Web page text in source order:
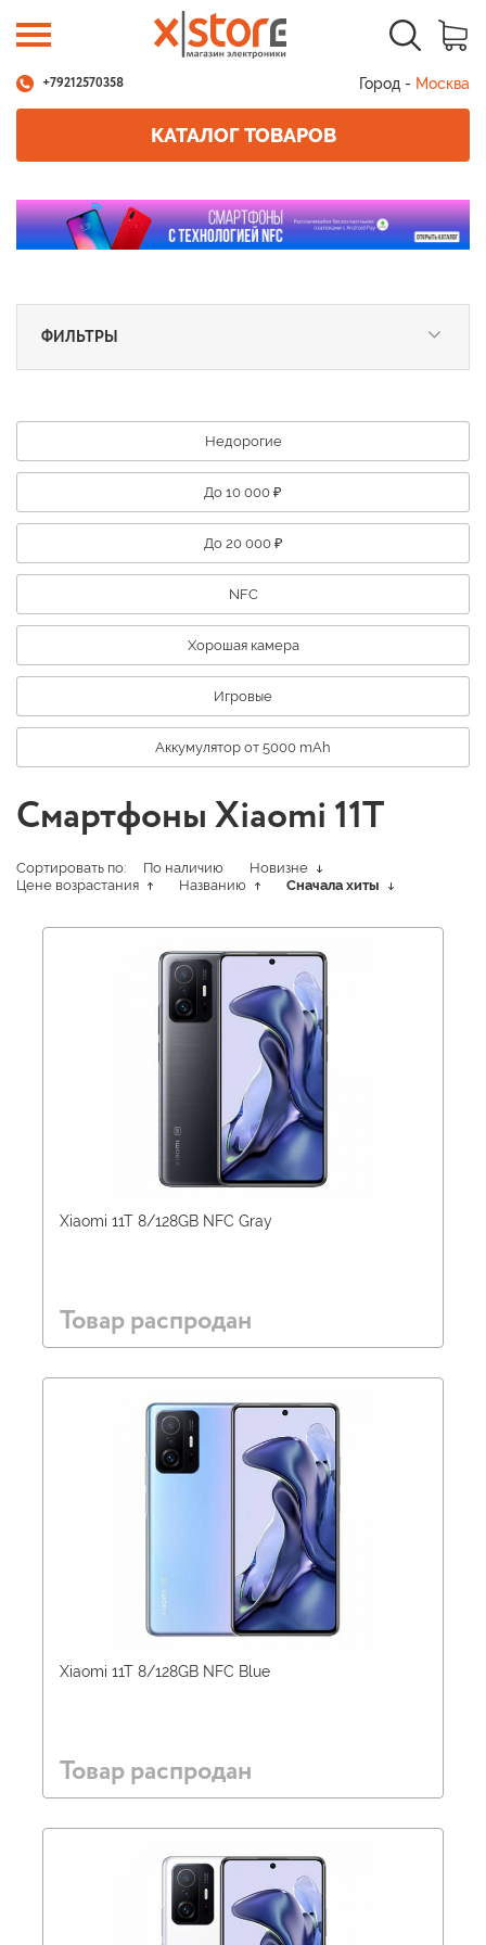
+79212570358 Город - Москва
КАТАЛОГ ТОВАРОВ
ФИЛЬТРЫ
Недорогие
До 10 000 ₽
До 20 000 ₽
NFC
Хорошая камера
Игровые
Аккумулятор от 5000 mAh
Смартфоны Xiaomi 11T
Сортировать по: По наличию
Новизне
Цене возрастания
Названию Сначала хиты
Xiaomi 11T 8/128GB NFC Gray
Товар распродан
Xiaomi 11T 8/128GB NFC Blue
Товар распродан